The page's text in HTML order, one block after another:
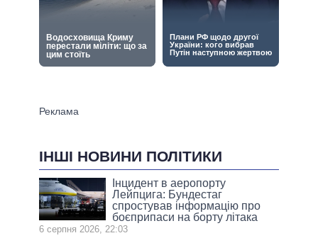
ІНШІ НОВИНИ ПОЛІТИКИ
Інцидент в аеропорту
Лейпцига: Бундестаг
спростував інформацію про
боєприпаси на борту літака
6 серпня 2026, 22:03